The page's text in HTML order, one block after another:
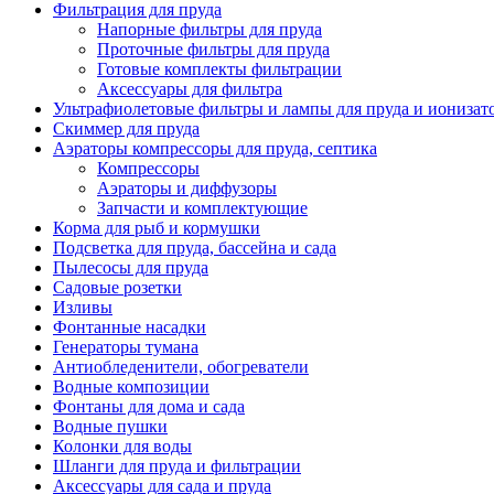
Фильтрация для пруда
Напорные фильтры для пруда
Проточные фильтры для пруда
Готовые комплекты фильтрации
Аксессуары для фильтра
Ультрафиолетовые фильтры и лампы для пруда и
Скиммер для пруда
Аэраторы компрессоры для пруда, септика
Компрессоры
Аэраторы и диффузоры
Запчасти и комплектующие
Корма для рыб и кормушки
Подсветка для пруда, бассейна и сада
Пылесосы для пруда
Садовые розетки
Изливы
Фонтанные насадки
Генераторы тумана
Антиобледенители, обогреватели
Водные композиции
Фонтаны для дома и сада
Водные пушки
Колонки для воды
Шланги для пруда и фильтрации
Аксессуары для сада и пруда